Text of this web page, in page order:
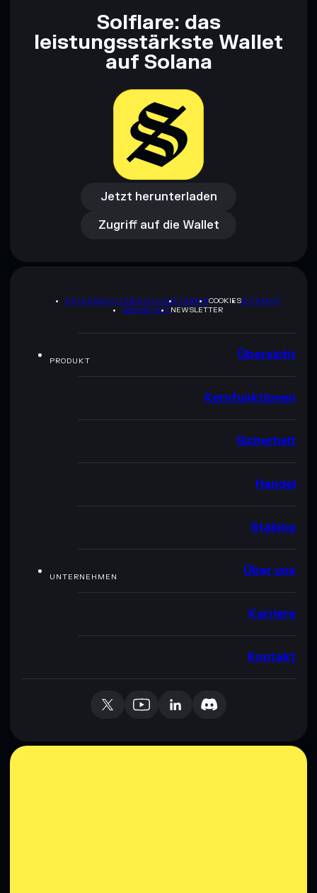
Solflare: das
leistungsstärkste Wallet
auf Solana
Jetzt herunterladen
Jetzt herunterladen
Zugriff auf die Wallet
Zugriff auf die Wallet
DATENSCHUTZRICHTLINIETERMSCOOKIESSITEMAP
BRAND-KITNEWSLETTER
PRODUKT Übersicht
Kernfunktionen
Sicherheit
Handel
Staking
UNTERNEHMEN Über uns
Karriere
Kontakt